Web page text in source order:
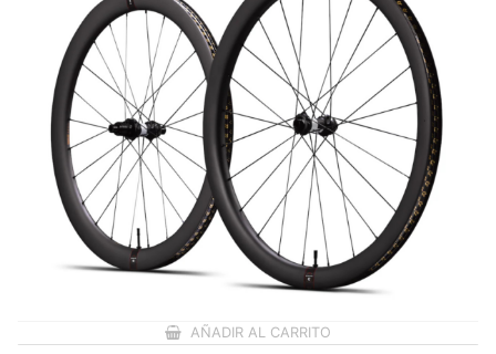
AÑADIR AL CARRITO